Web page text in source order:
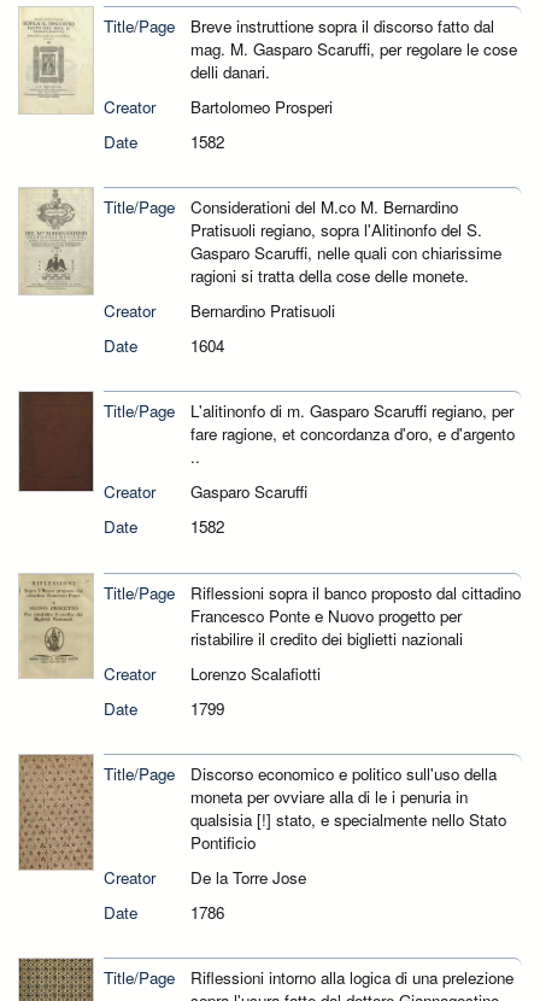
Title/Page
Breve instruttione sopra il discorso fatto dal
mag. M. Gasparo Scaruffi, per regolare le cose
delli danari.
Creator
Bartolomeo Prosperi
Date
1582
Title/Page
Considerationi del M.co M. Bernardino
Pratisuoli regiano, sopra l'Alitinonfo del S.
Gasparo Scaruffi, nelle quali con chiarissime
ragioni si tratta della cose delle monete.
Creator
Bernardino Pratisuoli
Date
1604
Title/Page
L'alitinonfo di m. Gasparo Scaruffi regiano, per
fare ragione, et concordanza d'oro, e d'argento
..
Creator
Gasparo Scaruffi
Date
1582
Title/Page
Riflessioni sopra il banco proposto dal cittadino
Francesco Ponte e Nuovo progetto per
ristabilire il credito dei biglietti nazionali
Creator
Lorenzo Scalafiotti
Date
1799
Title/Page
Discorso economico e politico sull'uso della
moneta per ovviare alla di le i penuria in
qualsisia [!] stato, e specialmente nello Stato
Pontificio
Creator
De la Torre Jose
Date
1786
Title/Page
Riflessioni intorno alla logica di una prelezione